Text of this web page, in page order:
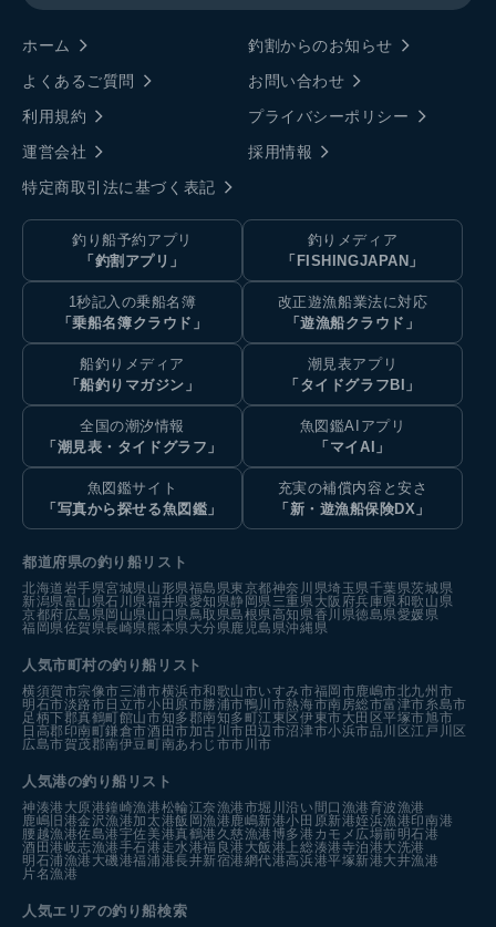
ホーム
釣割からのお知らせ
よくあるご質問
お問い合わせ
利用規約
プライバシーポリシー
運営会社
採用情報
特定商取引法に基づく表記
釣り船予約アプリ
「釣割アプリ」
釣りメディア
「FISHINGJAPAN」
1秒記入の乗船名簿
「乗船名簿クラウド」
改正遊漁船業法に対応
「遊漁船クラウド」
船釣りメディア
「船釣りマガジン」
潮見表アプリ
「タイドグラフBI」
全国の潮汐情報
「潮見表・タイドグラフ」
魚図鑑AIアプリ
「マイAI」
魚図鑑サイト
「写真から探せる魚図鑑」
充実の補償内容と安さ
「新・遊漁船保険DX」
都道府県の釣り船リスト
北海道 岩手県宮城県 山形県福島県東京都神奈川県埼玉県千葉県茨城県
新潟県富山県石川県福井県愛知県静岡県 三重県 大阪府兵庫県和歌山県
京都府広島県岡山県 山口県 鳥取県島根県高知県香川県徳島県愛媛県
福岡県佐賀県長崎県 熊本県 大分県 鹿児島県沖縄県
人気市町村の釣り船リスト
横須賀市宗像市三浦市横浜市和歌山市いすみ市福岡市鹿嶋市北九州市
明石市淡路市日立市小田原市勝浦市鴨川市熱海市南房総市富津市糸島市
足柄下郡真鶴町館山市知多郡南知多町江東区伊東市大田区平塚市旭市
日高郡印南町鎌倉市酒田市加古川市田辺市沼津市小浜市品川区江戸川区
広島市賀茂郡南伊豆町南あわじ市市川市
人気港の釣り船リスト
神湊港 大原港鐘崎漁港松輪江奈漁港市堀川沿い 間口漁港育波漁港
鹿嶋旧港金沢漁港加太港飯岡漁港 鹿嶋新港小田原新港姪浜漁港印南港
腰越漁港佐島港宇佐美港真鶴港 久慈漁港博多港カモメ広場前明石港
酒田港岐志漁港手石港 走水港福良港 大飯港 上総湊港寺泊港大洗港
明石浦漁港 大磯港福浦港長井新宿港網代港高浜港平塚新港大井漁港
片名漁港
人気エリアの釣り船検索